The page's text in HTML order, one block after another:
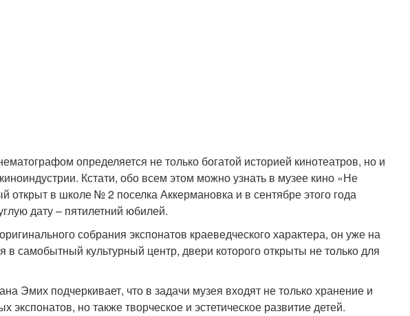
определяется не только богатой историей кинотеатров, но и
Кстати, обо всем этом можно узнать в музее кино «Не
открыт в школе № 2 поселка Аккермановка и в сентябре этого года
дату – пятилетний юбилей.
собрания экспонатов краеведческого характера, он уже на
в самобытный культурный центр, двери которого открыты не только для
Эмих подчеркивает, что в задачи музея входят не только хранение и
экспонатов, но также творческое и эстетическое развитие детей.